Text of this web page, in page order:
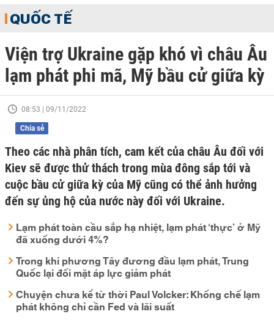
QUỐC TẾ
Viện trợ Ukraine gặp khó vì châu Âu
lạm phát phi mã, Mỹ bầu cử giữa kỳ
08:53 | 09/11/2022
Chia sẻ
Theo các nhà phân tích, cam kết của châu Âu đối với
Kiev sẽ được thử thách trong mùa đông sắp tới và
cuộc bầu cử giữa kỳ của Mỹ cũng có thể ảnh hưởng
đến sự ủng hộ của nước này đối với Ukraine.
Lạm phát toàn cầu sắp hạ nhiệt, lạm phát ‘thực’ ở Mỹ
đã xuống dưới 4%?
Trong khi phương Tây đương đầu lạm phát, Trung
Quốc lại đối mặt áp lực giảm phát
Chuyện chưa kể từ thời Paul Volcker: Khống chế lạm
phát không chỉ cần Fed và lãi suất